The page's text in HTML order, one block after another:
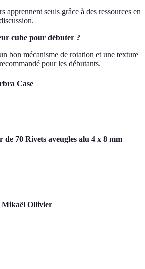
apprennent seuls grâce à des ressources en
cube pour débuter ?
bon mécanisme de rotation et une texture
pour les débutants.
Case
de 70 Rivets aveugles alu 4 x 8 mm
Mikaël Ollivier